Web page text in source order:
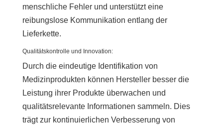
menschliche Fehler und unterstützt eine
reibungslose Kommunikation entlang der
Lieferkette.
Qualitätskontrolle und Innovation:
Durch die eindeutige Identifikation von
Medizinprodukten können Hersteller besser die
Leistung ihrer Produkte überwachen und
qualitätsrelevante Informationen sammeln. Dies
trägt zur kontinuierlichen Verbesserung von